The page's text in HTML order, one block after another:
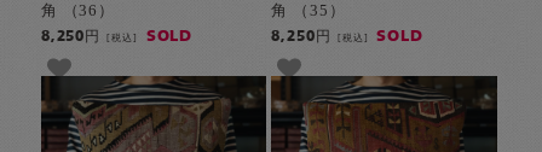
角 （36）
8,250円[税込] SOLD
角 （35）
8,250円 [税込] SOLD